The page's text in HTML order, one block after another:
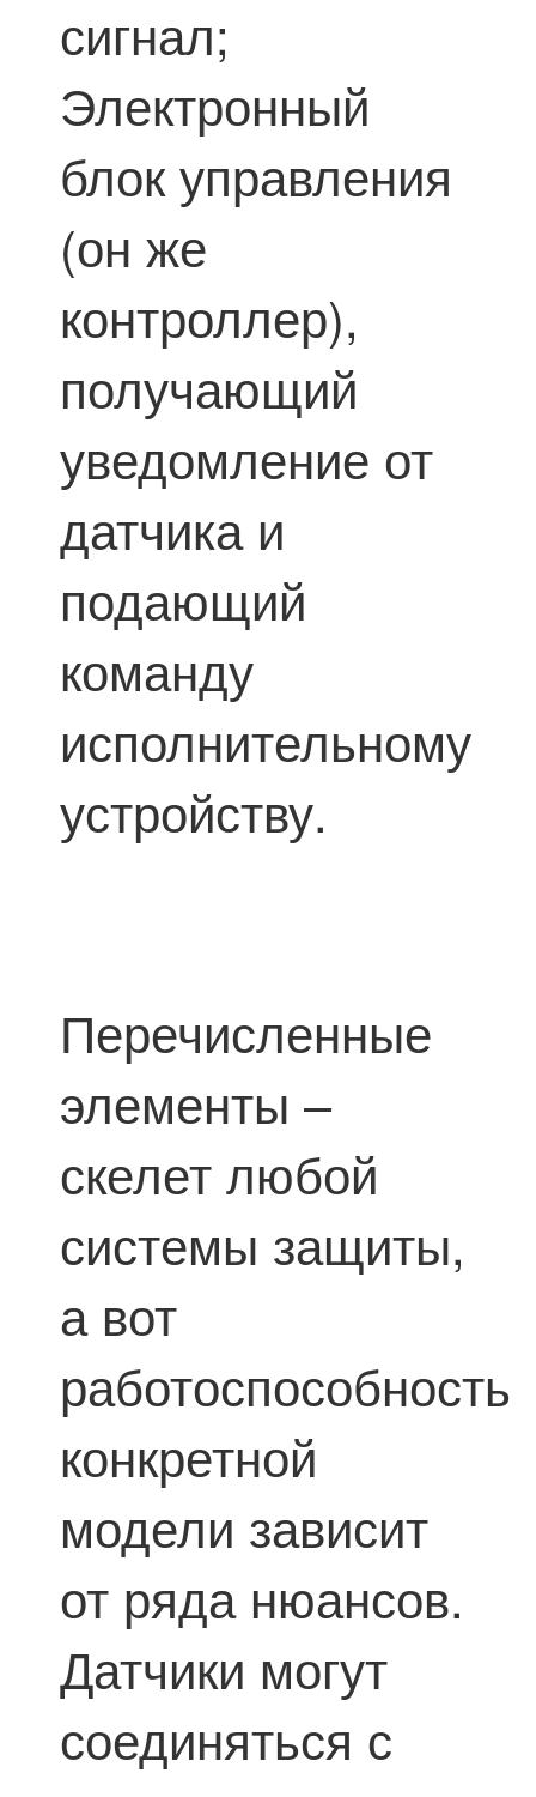
сигнал;
Электронный
блок управления
(он же
контроллер),
получающий
уведомление от
датчика и
подающий
команду
исполнительному
устройству.
Перечисленные
элементы –
скелет любой
системы защиты,
а вот
работоспособность
конкретной
модели зависит
от ряда нюансов.
Датчики могут
соединяться с